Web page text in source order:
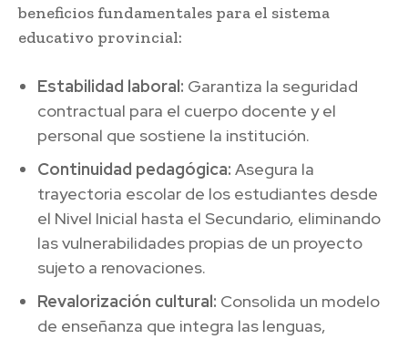
beneficios fundamentales para el sistema
educativo provincial:
Estabilidad laboral: Garantiza la seguridad
contractual para el cuerpo docente y el
personal que sostiene la institución.
Continuidad pedagógica: Asegura la
trayectoria escolar de los estudiantes desde
el Nivel Inicial hasta el Secundario, eliminando
las vulnerabilidades propias de un proyecto
sujeto a renovaciones.
Revalorización cultural: Consolida un modelo
de enseñanza que integra las lenguas,